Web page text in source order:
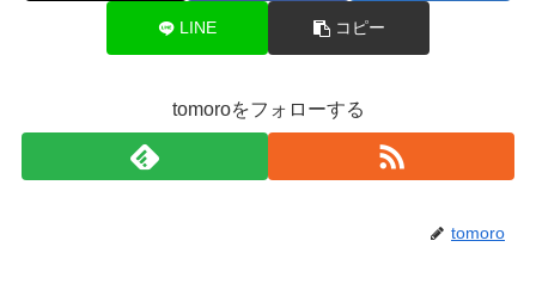
LINE コピー
tomoroをフォローする
tomoro